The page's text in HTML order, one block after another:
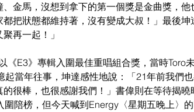
金馬，沒想到拿下的第一個獎是金曲獎，
把狀態都維持著，沒有變成大叔！」最後
再一起！」
《E3》專輯入圍最佳重唱組合獎，當時Toro
當年往事，坤達感性地說：「21年前我們
很棒，也很感謝我們！」書偉則在等待揭
陪榜，但今天喊到Energy〈星期五晚上〉